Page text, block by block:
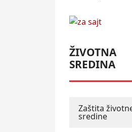
ŽIVOTNA
SREDINA
Zaštita
sredine